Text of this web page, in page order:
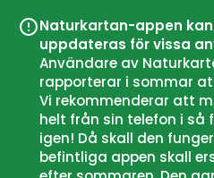
Naturkartan-appen
uppdateras för vissa
Användare av
rapporterar i sommar
Vi rekommenderar att
helt från sin telefon i så
igen! Då skall den
befintliga appen skall